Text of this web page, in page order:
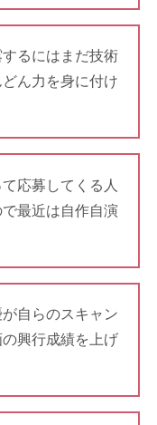
るにはまだ技術
ん力を身に付け
応募してくる人
最近は自作自演
自らのスキャン
興行成績を上げ